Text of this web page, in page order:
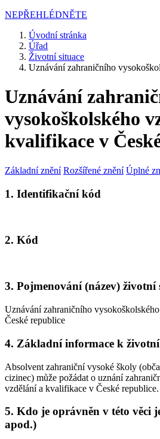
NEPŘEHLÉDNĚTE
Úvodní stránka
Úřad
Životní situace
Uznávání zahraničního
Uznávání
vysokoškolského
kvalifikace v
Základní znění Rozšířené znění Úplné
1. Identifikační kód
2. Kód
3. Pojmenování (název) životní
Uznávání zahraničního
České republice
4. Základní informace k
Absolvent zahraniční vysoké školy
cizinec) může požádat o uznání
vzdělání a kvalifikace v České republice.
5. Kdo je oprávněn v této věci
apod.)